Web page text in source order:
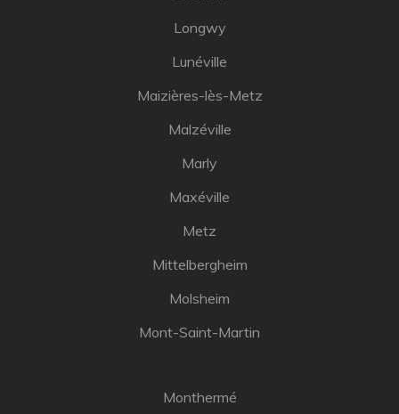
Longwy
Lunéville
Maizières-lès-Metz
Malzéville
Marly
Maxéville
Metz
Mittelbergheim
Molsheim
Mont-Saint-Martin
Monthermé